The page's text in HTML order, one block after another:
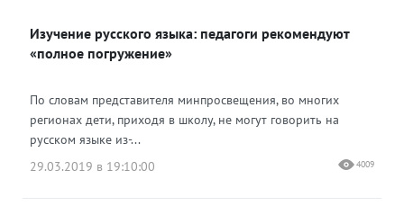
Одноклассники
Изучение русского языка: педагоги рекомендуют
«полное погружение»
По словам представителя минпросвещения, во многих
регионах дети, приходя в школу, не могут говорить на
русском языке из-...
29.03.2019 в 19:10:00
4009